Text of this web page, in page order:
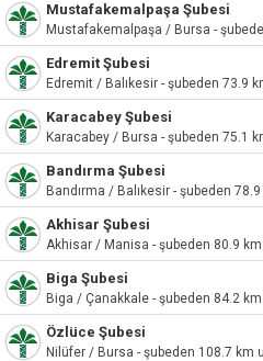
Mustafakemalpaşa Şubesi
Mustafakemalpaşa / Bursa -
Edremit Şubesi
Edremit / Balıkesir - şubeden 73.9
Karacabey Şubesi
Karacabey / Bursa - şubeden 75.1
Bandırma Şubesi
Bandırma / Balıkesir - şubeden
Akhisar Şubesi
Akhisar / Manisa - şubeden 80.9
Biga Şubesi
Biga / Çanakkale - şubeden 84.2
Özlüce Şubesi
Nilüfer / Bursa - şubeden 108.7 km